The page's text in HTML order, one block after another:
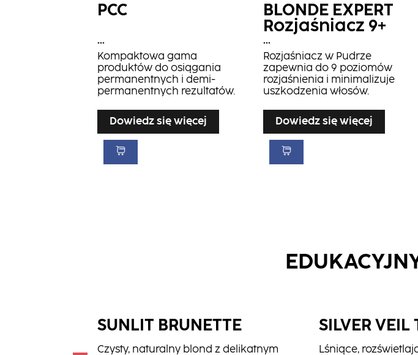
PCC
...
Kompaktowa gama
produktów do osiągania
permanentnych i demi-
permanentnych rezultatów.
Dowiedz się więcej
BLONDE EXPERT
Rozjaśniacz​ 9+
...
Rozjaśniacz w Pudrze
zapewnia do 9 poziomów
rozjaśnienia i minimalizuje
uszkodzenia włosów.
Dowiedz się więcej
SUNLIT BRUNETTE
Czysty, naturalny blond z delikatnym
SILVER VEIL
Lśniące,